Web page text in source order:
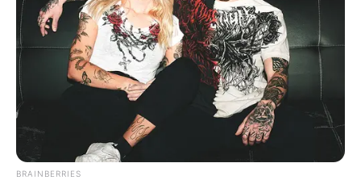
Una fuente oficial indicó que, "Los sujetos se
encontraban sobre la víacon un vehículo tipo automóvil
aparentemente con fallas mecánicas,para lo cual
hicieron señal de 'pare' con el fin de detener la marcha del
tractocamión procediendo a despojar al conductor e
ingresarlo a la zona boscosa.
BRAINBERRIES